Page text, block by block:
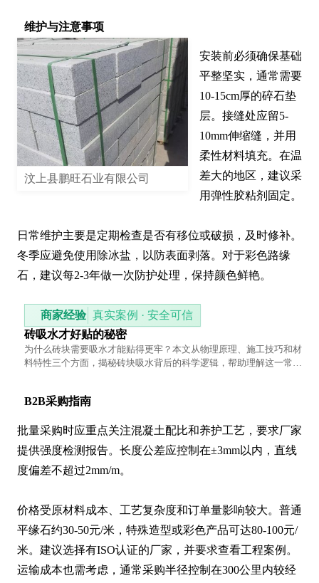
维护与注意事项
汶上县鹏旺石业有限公司
安装前必须确保基础
平整坚实，通常需要
10-15cm厚的碎石垫
层。接缝处应留5-
10mm伸缩缝，并用
柔性材料填充。在温
差大的地区，建议采
用弹性胶粘剂固定。
日常维护主要是定期检查是否有移位或破损，及时修补。
冬季应避免使用除冰盐，以防表面剥落。对于彩色路缘
石，建议每2-3年做一次防护处理，保持颜色鲜艳。
商家经验 真实案例 · 安全可信
砖吸水才好贴的秘密
为什么砖块需要吸水才能贴得更牢？本文从物理原理、施工技巧和材
料特性三个方面，揭秘砖块吸水背后的科学逻辑，帮助理解这一常见
B2B采购指南
批量采购时应重点关注混凝土配比和养护工艺，要求厂家
提供强度检测报告。长度公差应控制在±3mm以内，直线
度偏差不超过2mm/m。
价格受原材料成本、工艺复杂度和订单量影响较大。普通
平缘石约30-50元/米，特殊造型或彩色产品可达80-100元/
米。建议选择有ISO认证的厂家，并要求查看工程案例。
运输成本也需考虑，通常采购半径控制在300公里内较经